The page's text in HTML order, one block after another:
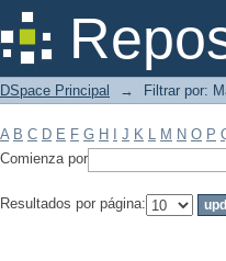
Filtrar por: Materia
DSpace Principal → Filtrar por:
A B C D E F G H J K L M N O P
Comienza por
Resultados por página: